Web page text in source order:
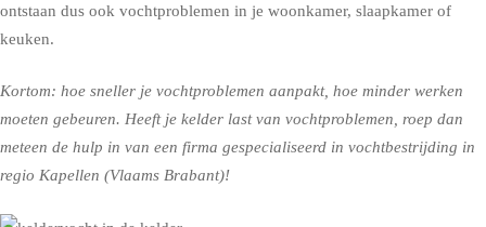
ontstaan dus ook vochtproblemen in je woonkamer, slaapkamer of
keuken.
Kortom: hoe sneller je vochtproblemen aanpakt, hoe minder werken
moeten gebeuren. Heeft je kelder last van vochtproblemen, roep dan
meteen de hulp in van een firma gespecialiseerd in vochtbestrijding in
regio Kapellen (Vlaams Brabant)!